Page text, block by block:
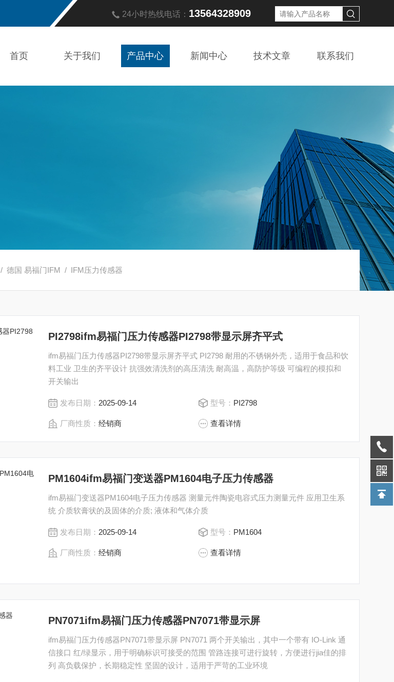
24小时热线电话： 13564328909
首页 关于我们 产品中心 新闻中心 技术文章 联系我们
/德国 易福门IFM / IFM压力传感器
PI2798ifm易福门压力传感器PI2798带显示屏齐平式
ifm易福门压力传感器PI2798带显示屏齐平式 PI2798 耐用的不锈钢外壳，适用于食品和饮
料工业 卫生的齐平设计 抗强效清洗剂的高压清洗 耐高温，高防护等级 可编程的模拟和
开关输出
发布日期： 2025-09-14 型号： PI2798
厂商性质：经销商 查看详情
PM1604ifm易福门变送器PM1604电子压力传感器
ifm易福门变送器PM1604电子压力传感器 测量元件陶瓷电容式压力测量元件 应用卫生系
统 介质软膏状的及固体的介质; 液体和气体介质
发布日期： 2025-09-14 型号： PM1604
厂商性质：经销商 查看详情
PN7071ifm易福门压力传感器PN7071带显示屏
ifm易福门压力传感器PN7071带显示屏 PN7071 两个开关输出，其中一个带有 IO-Link 通
信接口 红/绿显示，用于明确标识可接受的范围 管路连接可进行旋转，方便进行jia佳的排
列 高负载保护，长期稳定性 坚固的设计，适用于严苛的工业环境